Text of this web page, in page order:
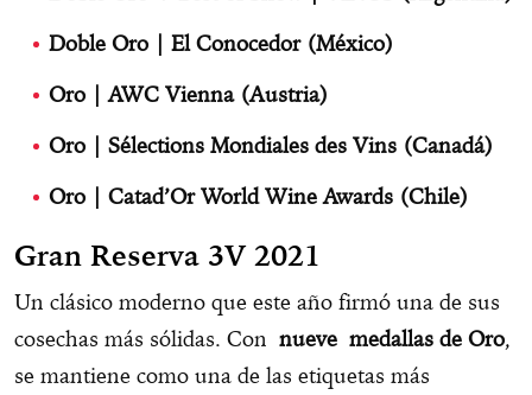
Doble Oro | El Conocedor (México)
Oro | AWC Vienna (Austria)
Oro | Sélections Mondiales des Vins (Canadá)
Oro | Catad’Or World Wine Awards (Chile)
Gran Reserva 3V 2021
Un clásico moderno que este año firmó una de sus
cosechas más sólidas. Con nueve medallas de Oro,
se mantiene como una de las etiquetas más